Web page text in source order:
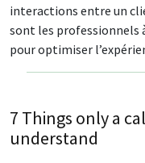
interactions entre un
sont les professionnels
pour optimiser
7 Things only a
understand